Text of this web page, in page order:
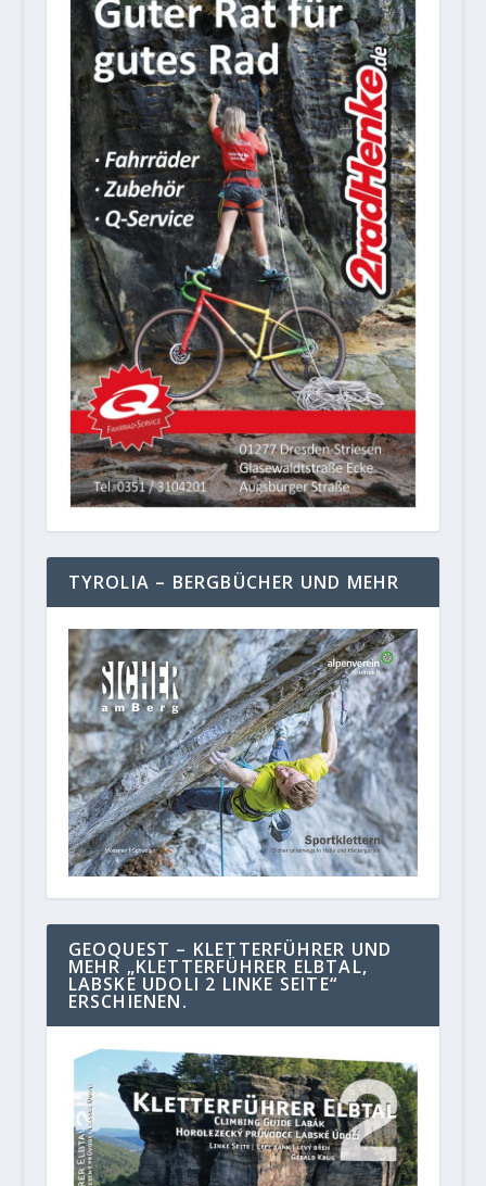
TYROLIA – BERGBÜCHER UND MEHR
GEOQUEST – KLETTERFÜHRER UND
MEHR „KLETTERFÜHRER ELBTAL,
LABSKE UDOLI 2 LINKE SEITE“
ERSCHIENEN.